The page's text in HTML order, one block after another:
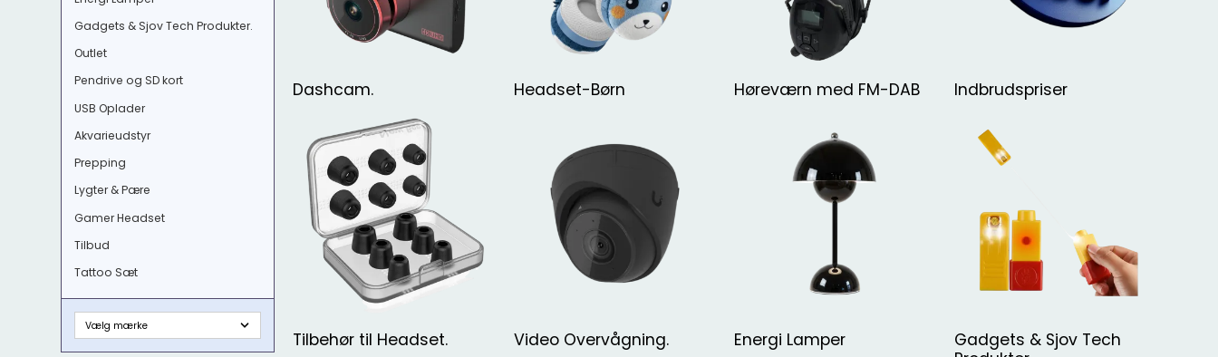
Gadgets & Sjov Tech Produkter.
Outlet
Pendrive og SD kort
USB Oplader
Akvarieudstyr
Prepping
Lygter & Pære
Gamer Headset
Tilbud
Tattoo Sæt
Dashcam. Headset-Børn Høreværn med FM-DAB Indbrudspriser
Tilbehør til Headset. Video Overvågning. Energi Lamper
Gadgets & Sjov Tech